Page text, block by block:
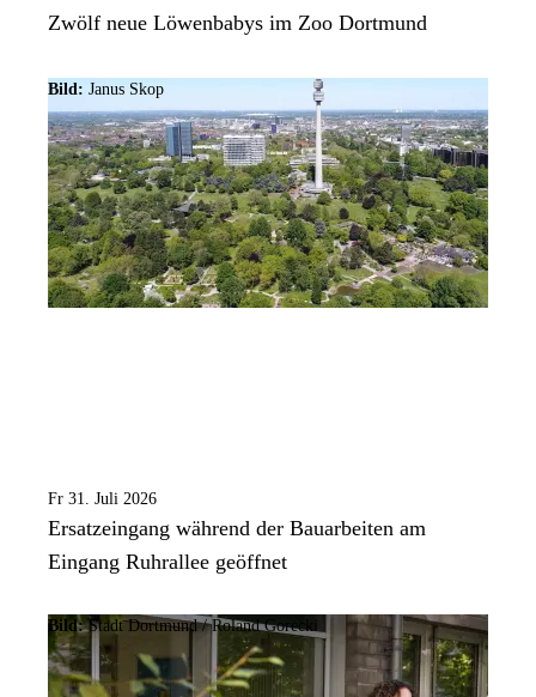
Zwölf neue Löwenbabys im Zoo Dortmund
Bild: Janus Skop
Fr 31. Juli 2026
Ersatzeingang während der Bauarbeiten am
Eingang Ruhrallee geöffnet
Bild:Stadt Dortmund / Roland Gorecki